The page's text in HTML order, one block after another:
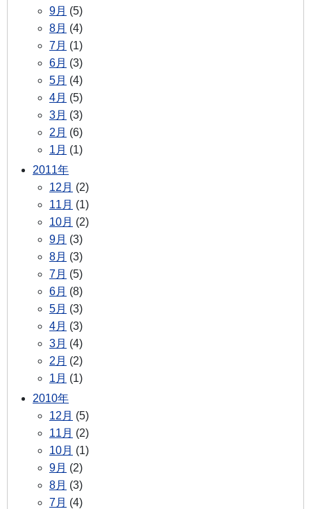
9月 (5)
8月 (4)
7月 (1)
6月 (3)
5月 (4)
4月 (5)
3月 (3)
2月 (6)
1月 (1)
2011年
12月 (2)
11月 (1)
10月 (2)
9月 (3)
8月 (3)
7月 (5)
6月 (8)
5月 (3)
4月 (3)
3月 (4)
2月 (2)
1月 (1)
2010年
12月 (5)
11月 (2)
10月 (1)
9月 (2)
8月 (3)
7月 (4)